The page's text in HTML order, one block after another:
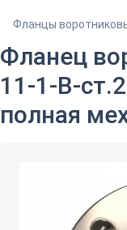
Фланцы
Фланец
11-1-B-
полная